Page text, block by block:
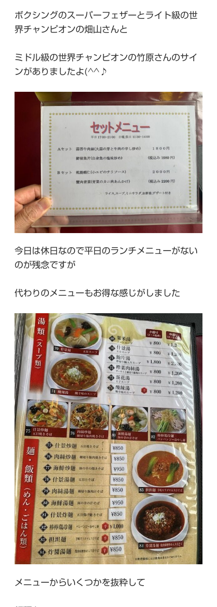
ボクシングのスーパーフェザーとライト級の世
界チャンピオンの畑山さんと
ミドル級の世界チャンピオンの竹原さんのサイ
ンがありましたよ(^^♪
今日は休日なので平日のランチメニューがない
のが残念ですが
代わりのメニューもお得な感じがしました
メニューからいくつかを抜粋して